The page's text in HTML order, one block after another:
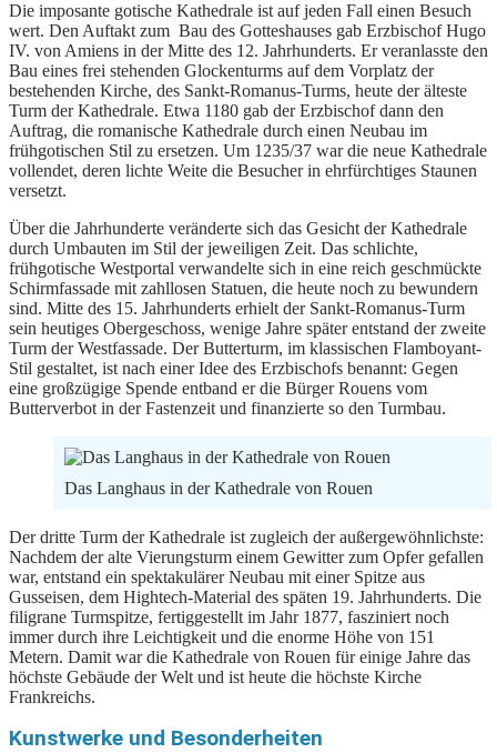
Die imposante gotische Kathedrale ist auf jeden Fall einen Besuch
wert. Den Auftakt zum Bau des Gotteshauses gab Erzbischof Hugo
IV. von Amiens in der Mitte des 12. Jahrhunderts. Er veranlasste den
Bau eines frei stehenden Glockenturms auf dem Vorplatz der
bestehenden Kirche, des Sankt-Romanus-Turms, heute der älteste
Turm der Kathedrale. Etwa 1180 gab der Erzbischof dann den
Auftrag, die romanische Kathedrale durch einen Neubau im
frühgotischen Stil zu ersetzen. Um 1235/37 war die neue Kathedrale
vollendet, deren lichte Weite die Besucher in ehrfürchtiges Staunen
versetzt.
Über die Jahrhunderte veränderte sich das Gesicht der Kathedrale
durch Umbauten im Stil der jeweiligen Zeit. Das schlichte,
frühgotische Westportal verwandelte sich in eine reich geschmückte
Schirmfassade mit zahllosen Statuen, die heute noch zu bewundern
sind. Mitte des 15. Jahrhunderts erhielt der Sankt-Romanus-Turm
sein heutiges Obergeschoss, wenige Jahre später entstand der zweite
Turm der Westfassade. Der Butterturm, im klassischen Flamboyant-
Stil gestaltet, ist nach einer Idee des Erzbischofs benannt: Gegen
eine großzügige Spende entband er die Bürger Rouens vom
Butterverbot in der Fastenzeit und finanzierte so den Turmbau.
Das Langhaus in der Kathedrale von Rouen
Der dritte Turm der Kathedrale ist zugleich der außergewöhnlichste:
Nachdem der alte Vierungsturm einem Gewitter zum Opfer gefallen
war, entstand ein spektakulärer Neubau mit einer Spitze aus
Gusseisen, dem Hightech-Material des späten 19. Jahrhunderts. Die
filigrane Turmspitze, fertiggestellt im Jahr 1877, fasziniert noch
immer durch ihre Leichtigkeit und die enorme Höhe von 151
Metern. Damit war die Kathedrale von Rouen für einige Jahre das
höchste Gebäude der Welt und ist heute die höchste Kirche
Frankreichs.
Kunstwerke und Besonderheiten